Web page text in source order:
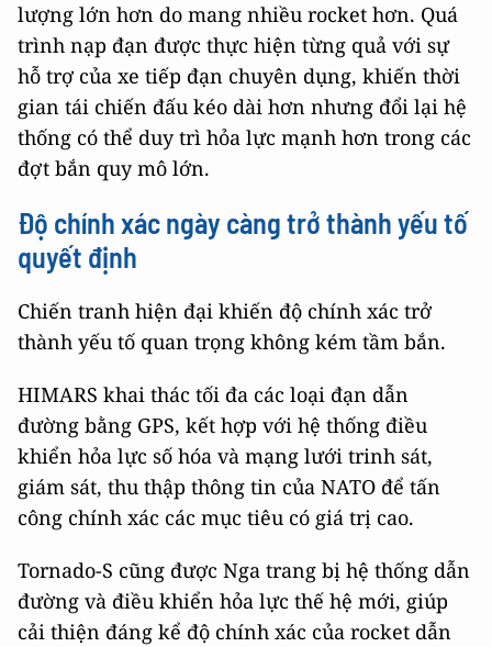
lượng lớn hơn do mang nhiều rocket hơn. Quá
trình nạp đạn được thực hiện từng quả với sự
hỗ trợ của xe tiếp đạn chuyên dụng, khiến thời
gian tái chiến đấu kéo dài hơn nhưng đổi lại hệ
thống có thể duy trì hỏa lực mạnh hơn trong các
đợt bắn quy mô lớn.
Độ chính xác ngày càng trở thành yếu tố
quyết định
Chiến tranh hiện đại khiến độ chính xác trở
thành yếu tố quan trọng không kém tầm bắn.
HIMARS khai thác tối đa các loại đạn dẫn
đường bằng GPS, kết hợp với hệ thống điều
khiển hỏa lực số hóa và mạng lưới trinh sát,
giám sát, thu thập thông tin của NATO để tấn
công chính xác các mục tiêu có giá trị cao.
Tornado-S cũng được Nga trang bị hệ thống dẫn
đường và điều khiển hỏa lực thế hệ mới, giúp
cải thiện đáng kể độ chính xác của rocket dẫn